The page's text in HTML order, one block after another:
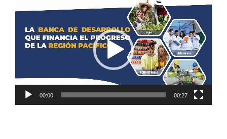
de
00:00 00:27